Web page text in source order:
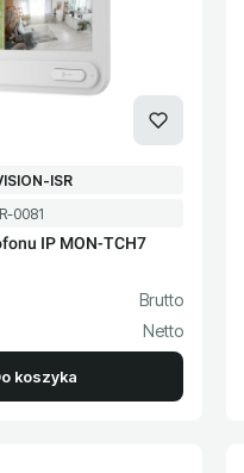
produktu
0081
IP MON-TCH7
ISR
koszyka